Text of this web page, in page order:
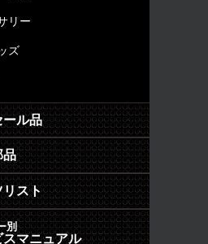
リー
ズ
ール品
品
リスト
別
スマニュアル